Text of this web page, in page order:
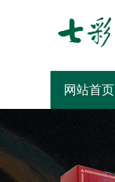
网站首页